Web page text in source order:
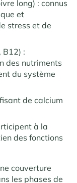
long) : connus
et
stress et de
B12) :
des nutriments
du système
de calcium
à la
des fonctions
couverture
les phases de